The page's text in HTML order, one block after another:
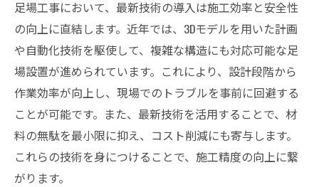
足場工事において、最新技術の導入は施工効率と安全性
の向上に直結します。近年では、3Dモデルを用いた計画
や自動化技術を駆使して、複雑な構造にも対応可能な足
場設置が進められています。これにより、設計段階から
作業効率が向上し、現場でのトラブルを事前に回避する
ことが可能です。また、最新技術を活用することで、材
料の無駄を最小限に抑え、コスト削減にも寄与します。
これらの技術を身につけることで、施工精度の向上に繋
がります。